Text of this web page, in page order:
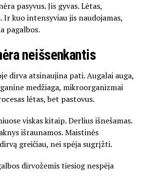
pasyvus. Jis gyvas. Lėtas,
Ir kuo intensyviau jis naudojamas,
pagalbos.
neišsenkantis
dirva atsinaujina pati. Augalai auga,
medžiaga, mikroorganizmai
lėtas, bet pastovus.
viskas kitaip. Derlius išnešamas.
išraunamos. Maistinės
greičiau, nei spėja sugrįžti.
dirvožemis tiesiog nespėja